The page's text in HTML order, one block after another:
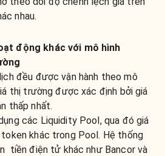
nhau.
động khác với mô hình
đều được vận hành theo mô
thị trường được xác định bởi giá
thấp nhất.
các Liquidity Pool, qua đó giá
khác trong Pool. Hệ thống
tiền điện tử khác như Bancor và